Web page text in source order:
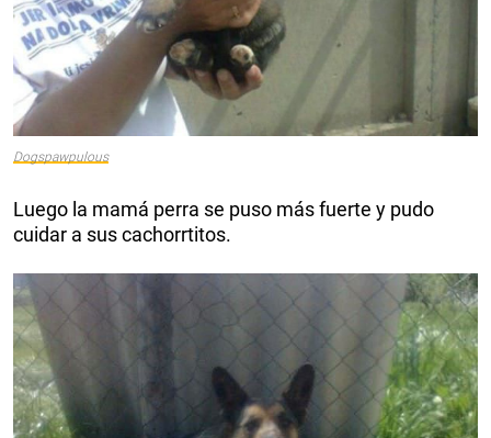
Dogspawpulous
Luego la mamá perra se puso más fuerte y pudo
cuidar a sus cachorrtitos.